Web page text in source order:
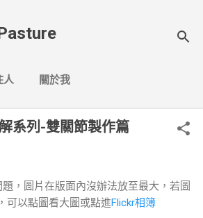
人 關於我
系列-雙關節製作篇
，圖片在版面內沒辦法放至最大，若圖
可以點圖看大圖或點進Flickr相簿